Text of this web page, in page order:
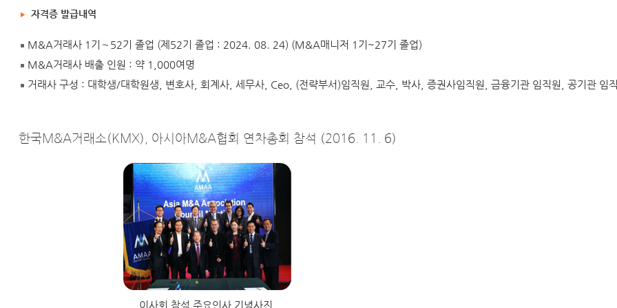
자격증 발급내역
M&A거래사 1기∼52기 졸업 (제52기 졸업 : 2024. 08. 24) (M&A매니저 1기~27기 졸업)
M&A거래사 배출 인원 : 약 1,000여명
거래사 구성 : 대학생/대학원생, 변호사, 회계사, 세무사, Ceo, (전략부서)임직원, 교수, 박사, 증권사임직원, 금융기관 임직원, 공기관 임
한국M&A거래소(KMX), 아시아M&A협회 연차총회 참석 (2016. 11. 6)
이사회 참석 주요인사 기념사진